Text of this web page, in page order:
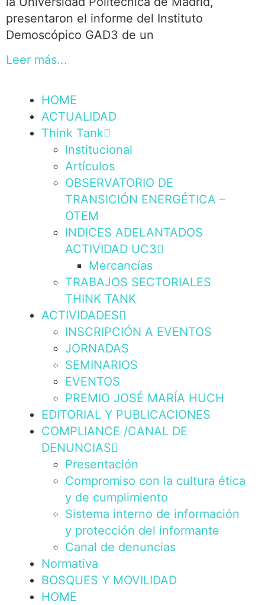
presentaron el informe del Instituto
Demoscópico GAD3 de un
Leer más...
HOME
ACTUALIDAD
Think Tank
Institucional
Artículos
OBSERVATORIO DE
TRANSICIÓN ENERGÉTICA –
OTEM
INDICES ADELANTADOS
ACTIVIDAD UC3
Mercancías
TRABAJOS SECTORIALES
THINK TANK
ACTIVIDADES
INSCRIPCIÓN A EVENTOS
JORNADAS
SEMINARIOS
EVENTOS
PREMIO JOSÉ MARÍA HUCH
EDITORIAL Y PUBLICACIONES
COMPLIANCE /CANAL DE
DENUNCIAS
Presentación
Compromiso con la cultura ética
y de cumplimiento
Sistema interno de información
y protección del informante
Canal de denuncias
Normativa
BOSQUES Y MOVILIDAD
HOME